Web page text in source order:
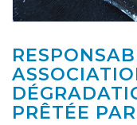
PRÊTÉE